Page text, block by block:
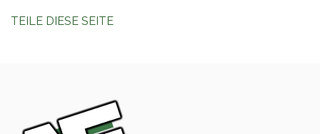
TEILE DIESE SEITE